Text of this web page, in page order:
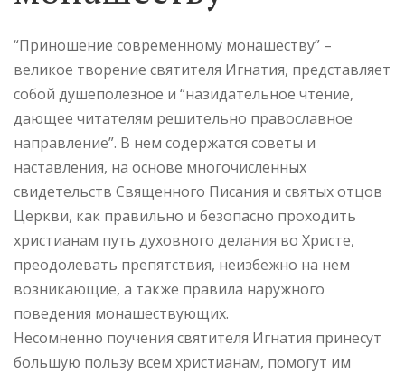
“Приношение современному монашеству” –
великое творение святителя Игнатия, представляет
собой душеполезное и “назидательное чтение,
дающее читателям решительно православное
направление”. В нем содержатся советы и
наставления, на основе многочисленных
свидетельств Священного Писания и святых отцов
Церкви, как правильно и безопасно проходить
христианам путь духовного делания во Христе,
преодолевать препятствия, неизбежно на нем
возникающие, а также правила наружного
поведения монашествующих.
Несомненно поучения святителя Игнатия принесут
большую пользу всем христианам, помогут им